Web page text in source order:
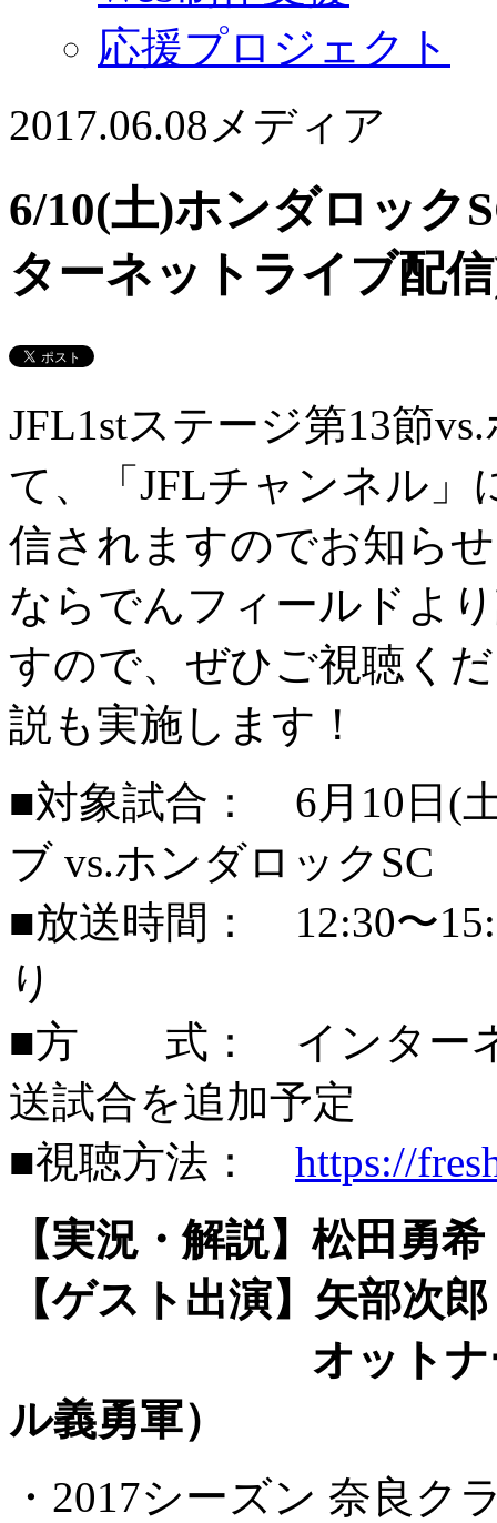
応援プロジェクト
2017.06.08 メディア
6/10(土)ホンダロック
ターネットライブ配
JFL1stステージ第13節
て、「JFLチャンネル
信されますのでお知ら
ならでんフィールドよ
すので、ぜひご視聴く
説も実施します！
■対象試合： 6月10日(
ブ vs.ホンダロックSC
■放送時間： 12:30〜
り
■方 式： インター
送試合を追加予定
■視聴方法： https://
【実況・解説】松田勇希
【ゲスト出演】矢部次
オットナー参謀
ル義勇軍）
・2017シーズン 奈良ク